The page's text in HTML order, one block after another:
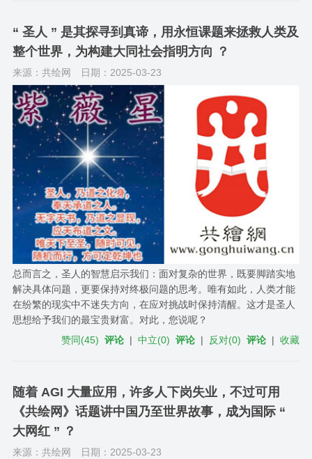
“ 圣人 ” 是其探寻到真谛，用永恒课题来拯救人类及
整个世界，为构建大同社会指明方向 ？
来源：共绘网 日期：2025-03-23
总而言之，圣人的智慧启示我们：面对复杂的世界，既要脚踏实地
解决具体问题，更要保持对终极问题的思考。唯有如此，人类才能
在纷繁的现实中不迷失方向，在应对挑战时保持清醒。这才是圣人
思想给予我们的最宝贵财富。对此，您说呢？
赞同(45) 评论 |中立(0) 评论 | 反对(0) 评论 |收藏
随着 AGI 大量应用，许多人下岗失业，不过可用
《共绘网》话题讲中国乃至世界故事，成为国际 “
大网红 ” ？
来源：共绘网 日期：2025-03-23